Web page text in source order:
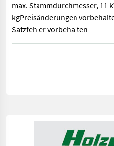
max. Stammdurchmesser, 11
kgPreisänderungen
Satzfehler vorbehalten
Blockbandsäge Woodmizer,